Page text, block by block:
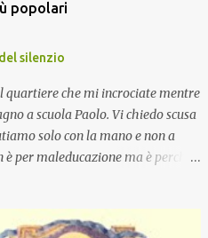
popolari
silenzio
quartiere che mi incrociate mentre
a scuola Paolo. Vi chiedo scusa
solo con la mano e non a
è per maleducazione ma è perché